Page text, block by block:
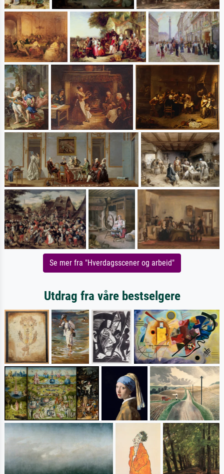
Se mer fra "Hverdagsscener og arbeid"
Utdrag fra våre bestselgere